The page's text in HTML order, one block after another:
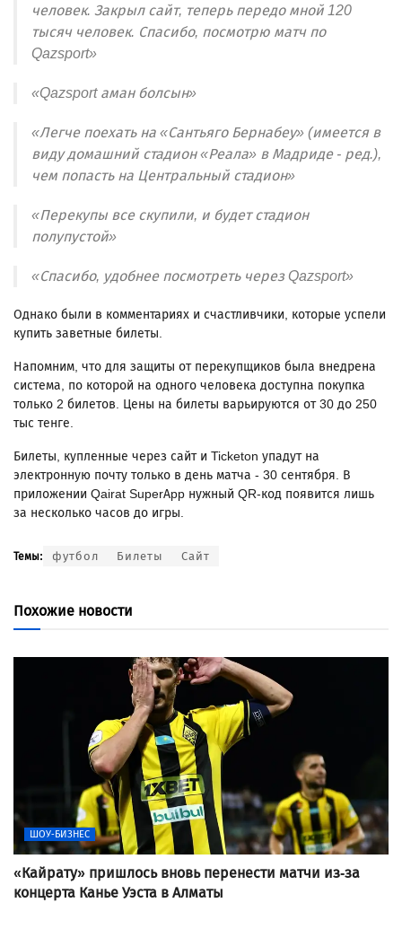
человек. Закрыл сайт, теперь передо мной 120
тысяч человек. Спасибо, посмотрю матч по
Qazsport»
«Qazsport аман болсын»
«Легче поехать на «Сантьяго Бернабеу» (имеется в
виду домашний стадион «Реала» в Мадриде - ред.),
чем попасть на Центральный стадион»
«Перекупы все скупили, и будет стадион
полупустой»
«Спасибо, удобнее посмотреть через Qazsport»
Однако были в комментариях и счастливчики, которые успели
купить заветные билеты.
Напомним, что для защиты от перекупщиков была внедрена
система, по которой на одного человека доступна покупка
только 2 билетов. Цены на билеты варьируются от 30 до 250
тыс тенге.
Билеты, купленные через сайт и Ticketon упадут на
электронную почту только в день матча - 30 сентября. В
приложении Qairat SuperApp нужный QR-код появится лишь
за несколько часов до игры.
Темы: футбол Билеты Сайт
Похожие новости
ШОУ-БИЗНЕС
«Кайрату» пришлось вновь перенести матчи из-за
концерта Канье Уэста в Алматы